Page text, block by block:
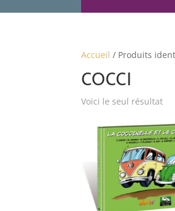
Accueil / Produits
COCCI
Voici le seul résultat